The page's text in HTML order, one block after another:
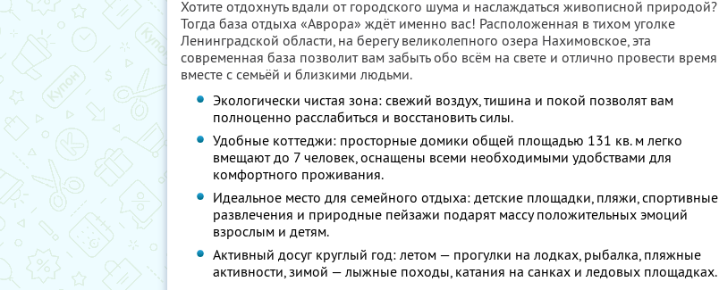
Хотите отдохнуть вдали от городского шума и наслаждаться живописной природой?
Тогда база отдыха «Аврора» ждёт именно вас! Расположенная в тихом уголке
Ленинградской области, на берегу великолепного озера Нахимовское, эта
современная база позволит вам забыть обо всём на свете и отлично провести время
вместе с семьёй и близкими людьми.
Экологически чистая зона: свежий воздух, тишина и покой позволят вам
полноценно расслабиться и восстановить силы.
Удобные коттеджи: просторные домики общей площадью 131 кв. м легко
вмещают до 7 человек, оснащены всеми необходимыми удобствами для
комфортного проживания.
Идеальное место для семейного отдыха: детские площадки, пляжи, спортивные
развлечения и природные пейзажи подарят массу положительных эмоций
взрослым и детям.
Активный досуг круглый год: летом — прогулки на лодках, рыбалка, пляжные
активности, зимой — лыжные походы, катания на санках и ледовых площадках.